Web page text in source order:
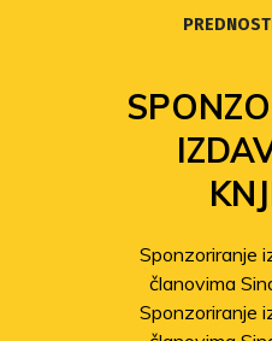
Povećanje
Sindikat
Odobrene isplate